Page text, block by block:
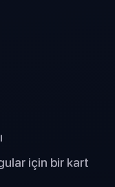
için bir kart